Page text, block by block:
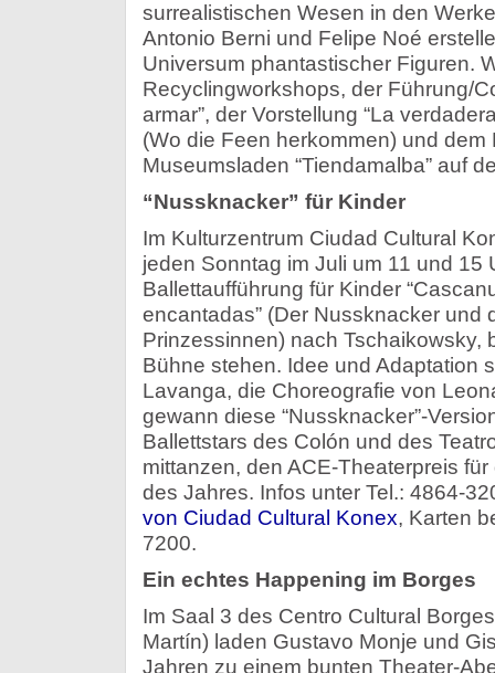
surrealistischen Wesen in den
Antonio Berni und Felipe Noé
Universum phantastischer Figuren.
Recyclingworkshops, der Führung/
armar”, der Vorstellung “La
(Wo die Feen herkommen) und dem
Museumsladen “Tiendamalba” auf
“Nussknacker” für Kinder
Im Kulturzentrum Ciudad Cultural
jeden Sonntag im Juli um 11 und 15
Ballettaufführung für Kinder
encantadas” (Der Nussknacker und
Prinzessinnen) nach Tschaikowsky,
Bühne stehen. Idee und Adaptation
Lavanga, die Choreografie von
gewann diese “Nussknacker”-
Ballettstars des Colón und des
mittanzen, den ACE-Theaterpreis
des Jahres. Infos unter Tel.: 4864-
von Ciudad Cultural Konex, Karten
7200.
Ein echtes Happening im Borges
Im Saal 3 des Centro Cultural
Martín) laden Gustavo Monje und
Jahren zu einem bunten Theater-